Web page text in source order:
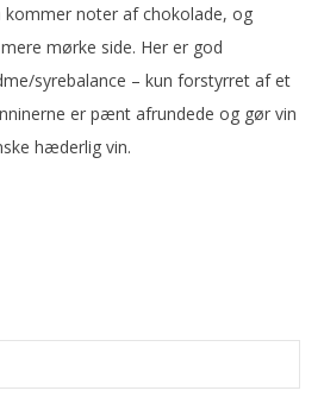
noter af chokolade, og
mørke side. Her er god
syrebalance – kun forstyrret af et
er pænt afrundede og gør vin
hæderlig vin.